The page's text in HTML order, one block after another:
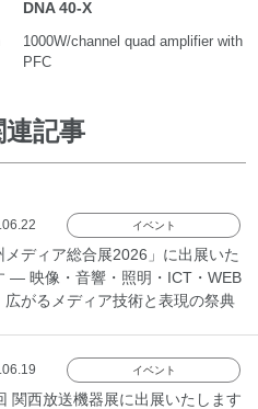
DNA 40-X
1000W/channel quad amplifier with
PFC
記事
イベント
メディア総合展2026」に出展いた
― 映像・音響・照明・ICT・WEB
広がるメディア技術と表現の祭典
イベント
関西放送機器展に出展いたします